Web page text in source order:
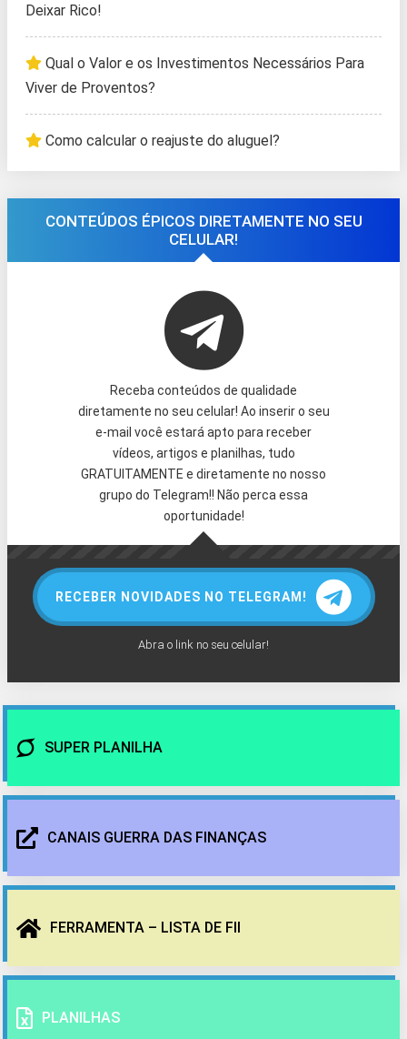
Deixar Rico!
Qual o Valor e os Investimentos Necessários Para
Viver de Proventos?
Como calcular o reajuste do aluguel?
CONTEÚDOS ÉPICOS DIRETAMENTE NO SEU
CELULAR!
Receba conteúdos de qualidade
diretamente no seu celular! Ao inserir o seu
e-mail você estará apto para receber
vídeos, artigos e planilhas, tudo
GRATUITAMENTE e diretamente no nosso
grupo do Telegram!! Não perca essa
oportunidade!
RECEBER NOVIDADES NO TELEGRAM!
Abra o link no seu celular!
SUPER PLANILHA
CANAIS GUERRA DAS FINANÇAS
FERRAMENTA – LISTA DE FII
PLANILHAS